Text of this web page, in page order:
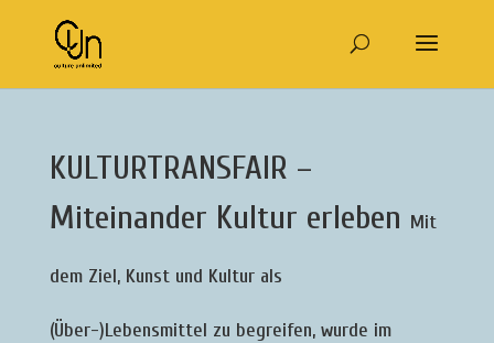
KULTURTRANSFAIR –
Miteinander Kultur erleben Mit
dem Ziel, Kunst und Kultur als
(Über-)Lebensmittel zu begreifen, wurde im